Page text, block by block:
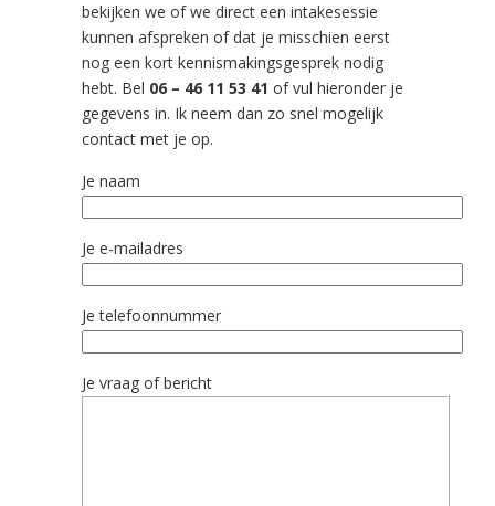
bekijken we of we direct een intakesessie
kunnen afspreken of dat je misschien eerst
nog een kort kennismakingsgesprek nodig
hebt. Bel 06 – 46 11 53 41 of vul hieronder je
gegevens in. Ik neem dan zo snel mogelijk
contact met je op.
Je naam
Je e-mailadres
Je telefoonnummer
Je vraag of bericht